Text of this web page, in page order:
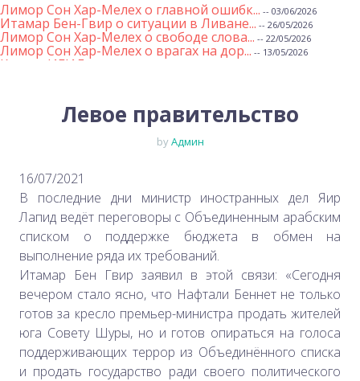
Лимор Сон Хар-Мелех о главной ошибк... -- 03/06/2026
Итамар Бен-Гвир о ситуации в Ливане... -- 26/05/2026
Лимор Сон Хар-Мелех о свободе слова... -- 22/05/2026
Лимор Сон Хар-Мелех о врагах на дор... -- 13/05/2026
Клятва ИГИЛ
Лимор Сон Хар-Мелех о принятом по е...
Михаэль Бен Ари о недельной главе Т...-- 17/04/2026
Михаэль Бен Ари о недельной главе Т...
Министр Бен-Гвир на месте падения р...
Михаэль Бен-Ари о недельной главе Т...
Михаэль Бен-Ари о недельной главе Т...
Михаэль Бен-Ари о недельных главах ...-- 13/03/2026
Демографический самообман...-- 13/03/2026
Иран и арабы
Михаэль Бен-Ари о недельной главе Т...-- 06/03/2026
Михаэль Бен-Ари ‪о дилемме руководс...
Михаэль Бен Ари о недельной главе Т...-- 27/02/2026
Михаэль Бен Ари о недельной главе Т...
Михаэль Бен Ари о недельной главе Т...-- 13/02/2026
Михаэль Бен-Ари о недельной главе Т...-- 06/02/2026
Доля евреев снижается... -- 03/02/2026
Михаэль Бен-Ари о недельной главе Т... -- 30/01/2026
Левое правительство
byАдмин
16/07/2021
В последние дни министр иностранных дел Яир
Лапид ведёт переговоры с Объединенным арабским
списком о поддержке бюджета в обмен на
выполнение ряда их требований.
Итамар Бен Гвир заявил в этой связи: «Сегодня
вечером стало ясно, что Нафтали Беннет не только
готов за кресло премьер-министра продать жителей
юга Совету Шуры, но и готов опираться на голоса
поддерживающих террор из Объединённого списка
и продать государство ради своего политического